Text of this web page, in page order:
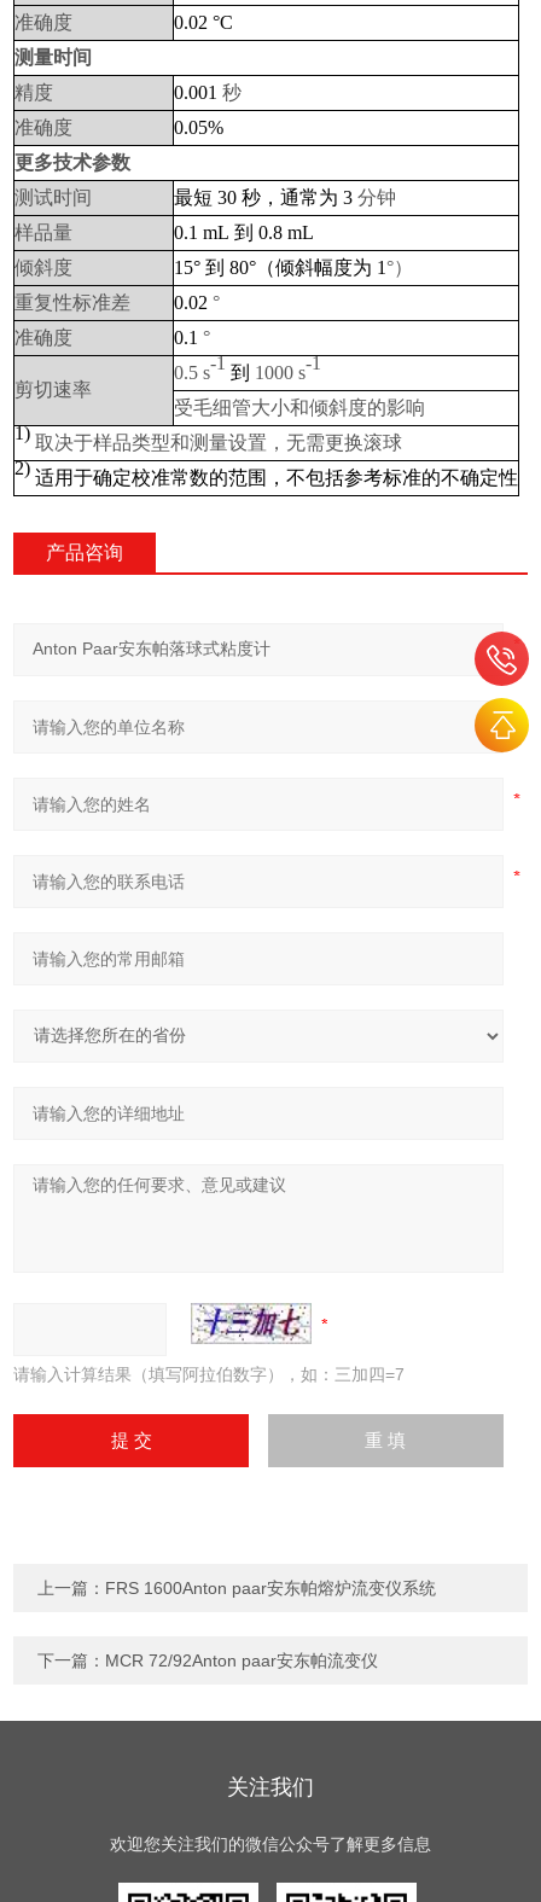
准确度
0.02°C
测量时间
精度
0.001 秒
准确度
0.05%
更多技术参数
测试时间
最短 30 秒，通常为 3 分钟
样品量
0.1 mL 到 0.8 mL
倾斜度
15° 到 80°（倾斜幅度为 1 °）
重复性标准差
0.02 °
准确度
0.1 °
剪切速率
0.5 s-1 到 1000 s-1
受毛细管大小和倾斜度的影响
1) 取决于样品类型和测量设置，无需更换滚球
2) 适用于确定校准常数的范围，不包括参考标准的不确定性
产品咨询
请输入计算结果（填写阿拉伯数字），如：三加四=7
上一篇： FRS 1600Anton paar安东帕熔炉流变仪系统
下一篇： MCR 72/92Anton paar安东帕流变仪
关注我们
欢迎您关注我们的微信公众号了解更多信息